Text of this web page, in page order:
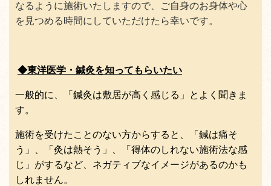
なるように施術いたしますので、ご自身のお身体や心
を見つめる時間にしていただけたら幸いです。
◆東洋医学・鍼灸を知ってもらいたい
一般的に、「鍼灸は敷居が高く感じる」とよく聞きま
す。
施術を受けたことのない方からすると、「鍼は痛そ
う」、「灸は熱そう」、「得体のしれない施術法な感
じ」がするなど、ネガティブなイメージがあるのかも
しれません。